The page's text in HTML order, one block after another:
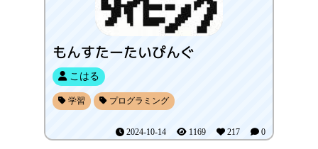
もんすたーたいぴんぐ
こはる
学習 プログラミング
2024-10-14 1169 217 0